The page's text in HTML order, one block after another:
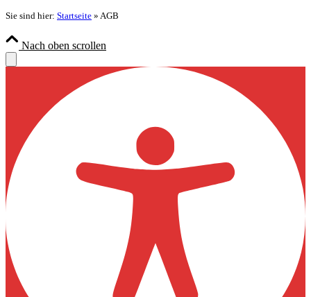
Sie sind hier: Startseite » AGB
Nach oben scrollen